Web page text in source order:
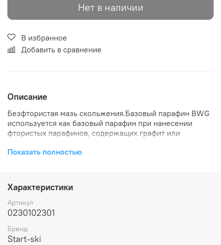
Нет в наличии
В избранное
Добавить в сравнение
Описание
Безфтористая мазь скольжения.Базовый парафин BWG
используется как базовый парафин при нанесении
фтористых парафинов, содержащих графит или
Упаковка 90 г.
Показать полностью
Характеристики
Артикул
0230102301
Бренд
Start-ski